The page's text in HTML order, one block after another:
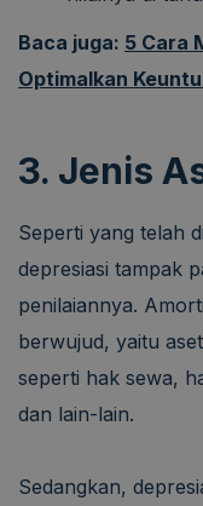
Baca juga: 5 Cara
Optimalkan
3. Jenis
Seperti yang telah
depresiasi tampak
penilaiannya.
berwujud, yaitu
seperti hak sewa,
dan lain-lain.
Sedangkan,